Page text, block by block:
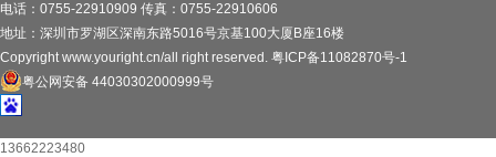
电话：0755-22910909 传真：0755-22910606
地址：深圳市罗湖区深南东路5016号京基100大厦B座16楼
Copyright www.youright.cn/all right reserved. 粤ICP备11082870号-1
粤公网安备 44030302000999号
13662223480